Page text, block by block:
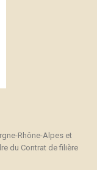
Rhône-Alpes et
du Contrat de filière